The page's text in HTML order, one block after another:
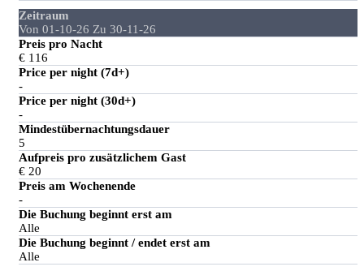
Zeitraum
Von 01-10-26 Zu 30-11-26
Preis pro Nacht
€ 116
Price per night (7d+)
-
Price per night (30d+)
-
Mindestübernachtungsdauer
5
Aufpreis pro zusätzlichem Gast
€ 20
Preis am Wochenende
-
Die Buchung beginnt erst am
Alle
Die Buchung beginnt / endet erst am
Alle